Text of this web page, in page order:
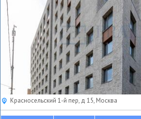
Красносельский 1-й пер, д 15, Москва